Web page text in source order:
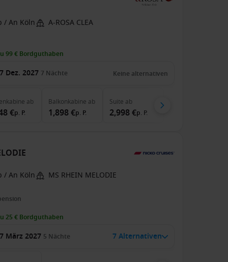
/ An Köln A-ROSA CLEA
99 € Bordguthaben
Dez. 2027 7 Nächte Keine alternativen
ab
€p. P.
Balkonkabine ab
1,898 €p. P.
Suite ab
2,998 €p. P.
/ An Köln MS RHEIN MELODIE
25 € Bordguthaben
März 2027 5 Nächte 7 Alternativen